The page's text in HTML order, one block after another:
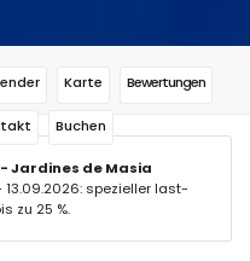
Karte Bewertungen
Buchen
Jardines de Masia
13.09.2026: spezieller last-
zu 25 %.